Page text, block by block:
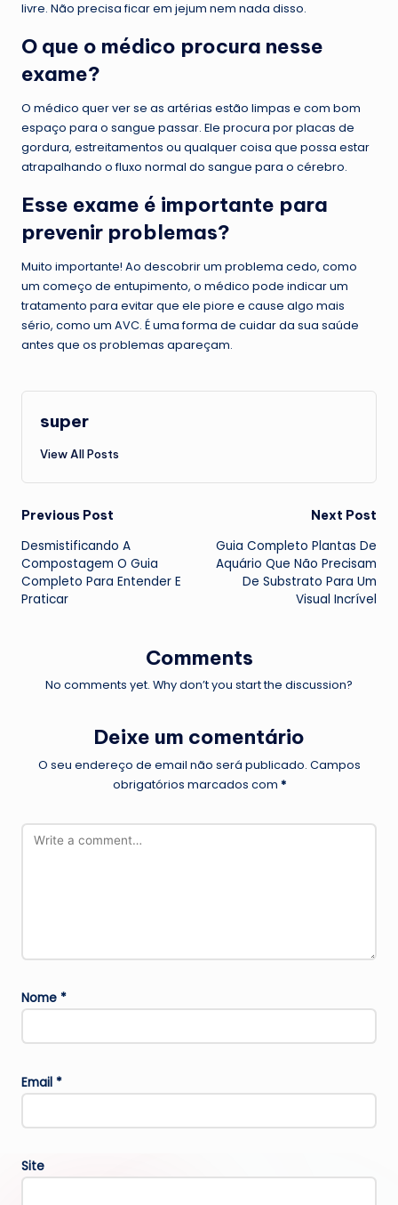
livre. Não precisa ficar em jejum nem nada disso.
O que o médico procura nesse
exame?
O médico quer ver se as artérias estão limpas e com bom
espaço para o sangue passar. Ele procura por placas de
gordura, estreitamentos ou qualquer coisa que possa estar
atrapalhando o fluxo normal do sangue para o cérebro.
Esse exame é importante para
prevenir problemas?
Muito importante! Ao descobrir um problema cedo, como
um começo de entupimento, o médico pode indicar um
tratamento para evitar que ele piore e cause algo mais
sério, como um AVC. É uma forma de cuidar da sua saúde
antes que os problemas apareçam.
super
View All Posts
Post
navigation
Previous Post
Desmistificando A
Compostagem O Guia
Completo Para Entender E
Praticar
Next Post
Guia Completo Plantas De
Aquário Que Não Precisam
De Substrato Para Um
Visual Incrível
Comments
No comments yet. Why don’t you start the discussion?
Deixe um comentário
O seu endereço de email não será publicado. Campos
obrigatórios marcados com *
Nome *
Email *
Site